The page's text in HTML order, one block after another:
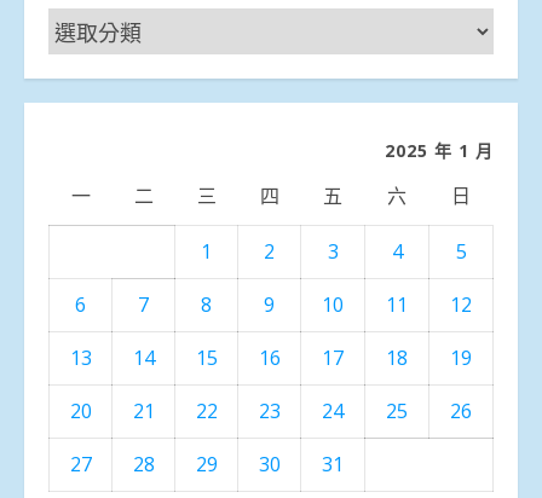
新
聞
分
2025 年 1 月
一 二 三 四 五 六 日
1 2 3 4
5
6
7 8 9 10 11
12
13
14 15 16 17 18
19
20
21 22 23 24 25
26
27
28 29 30 31